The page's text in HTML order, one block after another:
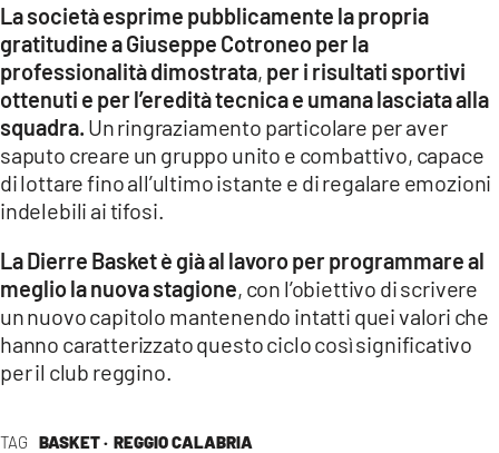
TAG BASKET · REGGIO CALABRIA
La società esprime pubblicamente la propria
gratitudine a Giuseppe Cotroneo per la
professionalità dimostrata, per i risultati sportivi
ottenuti e per l’eredità tecnica e umana lasciata alla
squadra. Un ringraziamento particolare per aver
saputo creare un gruppo unito e combattivo, capace
di lottare fino all’ultimo istante e di regalare emozioni
indelebili ai tifosi.
La Dierre Basket è già al lavoro per programmare al
meglio la nuova stagione, con l’obiettivo di scrivere
un nuovo capitolo mantenendo intatti quei valori che
hanno caratterizzato questo ciclo così significativo
per il club reggino.